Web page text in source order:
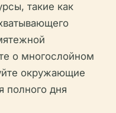
такие как
о многослойном
окружающие
полного дня